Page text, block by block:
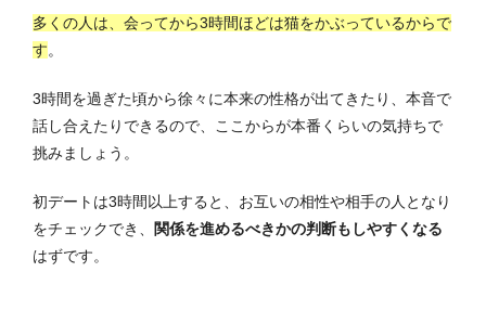
多くの人は、会ってから3時間ほどは猫をかぶっているからで
す。
3時間を過ぎた頃から徐々に本来の性格が出てきたり、本音で
話し合えたりできるので、ここからが本番くらいの気持ちで
挑みましょう。
初デートは3時間以上すると、お互いの相性や相手の人となり
をチェックでき、
関係を進めるべきかの判断もしやすくなる
はずです。